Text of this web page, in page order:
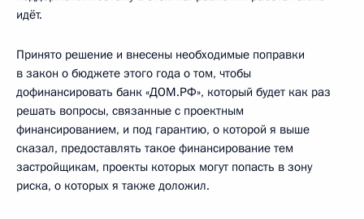
идёт.
Принято решение и внесены необходимые поправки
в закон о бюджете этого года о том, чтобы
дофинансировать банк «ДОМ.РФ», который будет как раз
решать вопросы, связанные с проектным
финансированием, и под гарантию, о которой я выше
сказал, предоставлять такое финансирование тем
застройщикам, проекты которых могут попасть в зону
риска, о которых я также доложил.